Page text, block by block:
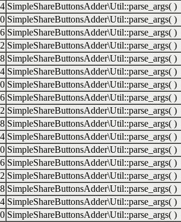
SimpleShareButtonsAdder\Util::parse_args( )
SimpleShareButtonsAdder\Util::parse_args( )
SimpleShareButtonsAdder\Util::parse_args( )
SimpleShareButtonsAdder\Util::parse_args( )
SimpleShareButtonsAdder\Util::parse_args( )
SimpleShareButtonsAdder\Util::parse_args( )
SimpleShareButtonsAdder\Util::parse_args( )
SimpleShareButtonsAdder\Util::parse_args( )
SimpleShareButtonsAdder\Util::parse_args( )
SimpleShareButtonsAdder\Util::parse_args( )
SimpleShareButtonsAdder\Util::parse_args( )
SimpleShareButtonsAdder\Util::parse_args( )
SimpleShareButtonsAdder\Util::parse_args( )
SimpleShareButtonsAdder\Util::parse_args( )
SimpleShareButtonsAdder\Util::parse_args( )
SimpleShareButtonsAdder\Util::parse_args( )
SimpleShareButtonsAdder\Util::parse_args( )